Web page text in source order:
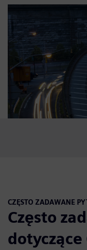
CZĘSTO ZADAWANE
Często